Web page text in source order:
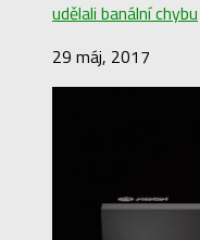
udělali banální chybu
29 máj, 2017